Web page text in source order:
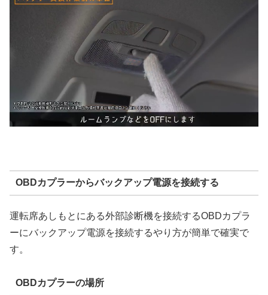
OBDカプラーからバックアップ電源を接続する
運転席あしもとにある外部診断機を接続するOBDカプラ
ーにバックアップ電源を接続するやり方が簡単で確実で
す。
OBDカプラーの場所